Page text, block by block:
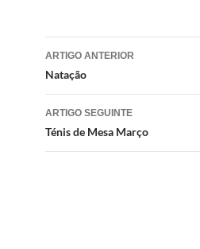
Navegação
de
artigos
ARTIGO ANTERIOR
Natação
ARTIGO SEGUINTE
Ténis de Mesa Março